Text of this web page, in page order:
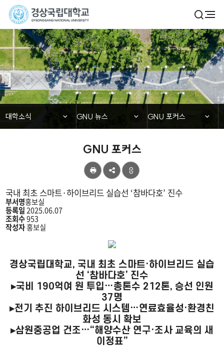
경
상
국
립
대
학
검
열
기
전
체
메
뉴
대학소식
닫힘
대학소식 닫힘
GNU 뉴스 닫힘
GNU 포커스
GNU 포커스
공
국내 최초 스마트·하이브리드 실습선 ‘참바다호’ 진수
부서명홍보실
등록일2025.06.07
조회수953
작성자홍보실
경상국립대학교, 국내 최초 스마트·하이브리드 실습
선 ‘참바다호’ 진수
▸국비 190억여 원 투입…총톤수 212톤, 승선 인원
37명
▸전기 추진 하이브리드 시스템…연료효율성·환경친
화성 동시 확보
▸삼원중공업 건조…“해양수산 연구·조사 교육의 새
이정표”